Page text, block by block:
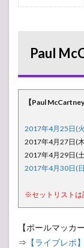
2
【セ
ト】Paul
McCartney
ONE ON
TOUR 東京
ドーム（曲
順）
2.1
年4月
27日
京ド
ーム
Paul
【Paul
2017年4月25日(
2017年4月27日(
2017年4月29日(
2017年4月30日(
※セットリストは
【ポールマッカ
⇒ 【ライブレポ